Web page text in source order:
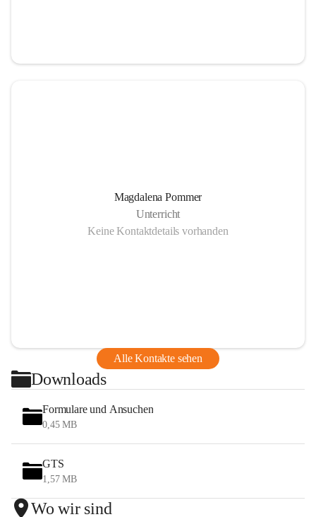
Magdalena Pommer
Unterricht
Keine Kontaktdetails vorhanden
Alle Kontakte sehen
Downloads
Formulare und Ansuchen
0,45 MB
GTS
1,57 MB
Wo wir sind